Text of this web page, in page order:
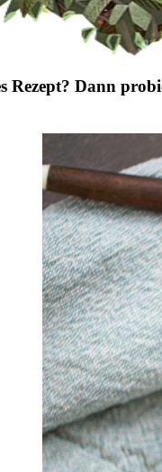
Rezept? Dann